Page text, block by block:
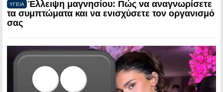
ΥΓΕΙΑ
Έλλειψη μαγνησίου: Πώς να αναγνωρίσετε
τα συμπτώματα και να ενισχύσετε τον οργανισμό
σας